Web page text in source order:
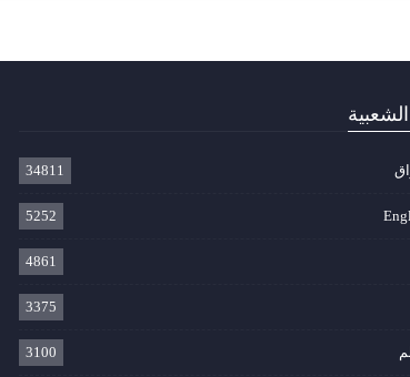
34811
5252
4861
3375
3100